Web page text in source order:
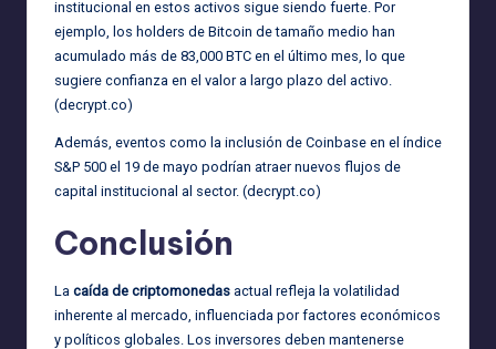
institucional en estos activos sigue siendo fuerte. Por
ejemplo, los holders de Bitcoin de tamaño medio han
acumulado más de 83,000 BTC en el último mes, lo que
sugiere confianza en el valor a largo plazo del activo.
(decrypt.co)
Además, eventos como la inclusión de Coinbase en el índice
S&P 500 el 19 de mayo podrían atraer nuevos flujos de
capital institucional al sector. (decrypt.co)
Conclusión
La caída de criptomonedas actual refleja la volatilidad
inherente al mercado, influenciada por factores económicos
y políticos globales. Los inversores deben mantenerse